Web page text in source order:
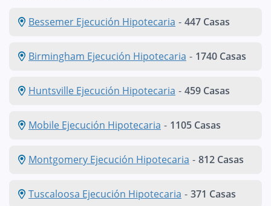
Bessemer Ejecución Hipotecaria - 447 Casas
Birmingham Ejecución Hipotecaria - 1740 Casas
Huntsville Ejecución Hipotecaria - 459 Casas
Mobile Ejecución Hipotecaria - 1105 Casas
Montgomery Ejecución Hipotecaria - 812 Casas
Tuscaloosa Ejecución Hipotecaria - 371 Casas